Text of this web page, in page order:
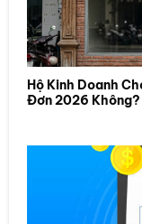
Hộ Kinh Doanh
Đơn 2026 Không?